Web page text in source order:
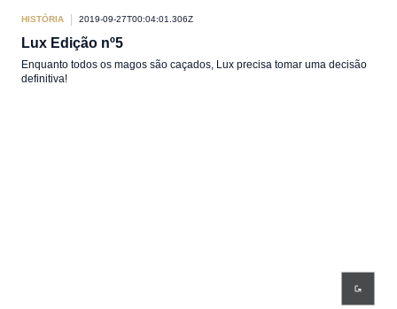
HISTÓRIA 2019-09-27T00:04:01.306Z
Lux Edição nº5
Enquanto todos os magos são caçados, Lux precisa tomar uma decisão
definitiva!